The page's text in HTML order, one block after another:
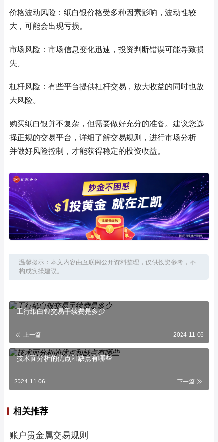
价格波动风险：纸白银价格受多种因素影响，波动性较
大，可能会出现亏损。
市场风险：市场信息变化迅速，投资判断错误可能导致损
失。
杠杆风险：有些平台提供杠杆交易，放大收益的同时也放
大风险。
购买纸白银并不复杂，但需要做好充分的准备。建议您选
择正规的交易平台，详细了解交易规则，进行市场分析，
并做好风险控制，才能获得稳定的投资收益。
温馨提示：本文内容由互联网公开资料整理，仅供投资参考，不
构成实操建议。
工行纸白银交易手续费是多少
上一篇 2024-11-06
技术面分析的优点和缺点有哪些
2024-11-06 下一篇
相关推荐
账户贵金属交易规则